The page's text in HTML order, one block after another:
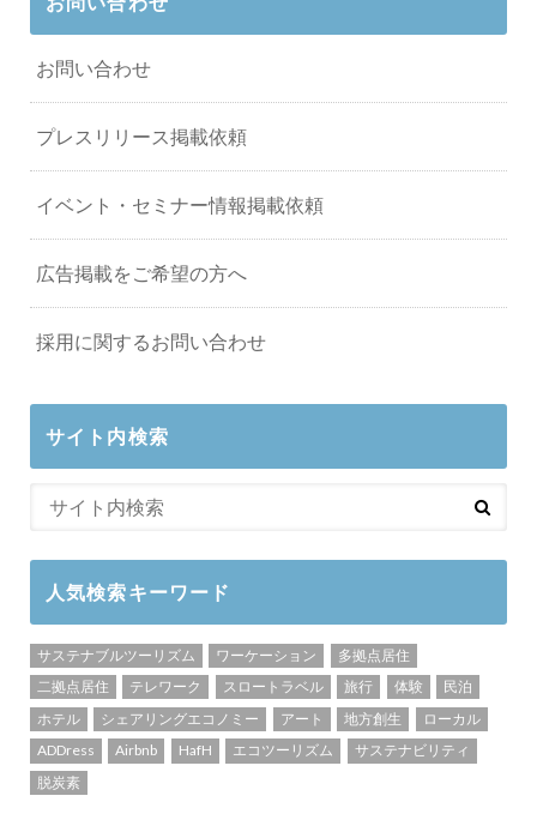
お問い合わせ
プレスリリース掲載依頼
イベント・セミナー情報掲載依頼
広告掲載をご希望の方へ
採用に関するお問い合わせ
サイト内検索
人気検索キーワード
サステナブルツーリズム ワーケーション
多拠点居住
二拠点居住
テレワーク スロートラベル 旅行 体験
民泊
ホテル
シェアリングエコノミー アート 地方創生
ローカル
ADDress
Airbnb HafH エコツーリズム
サステナビリティ
脱炭素